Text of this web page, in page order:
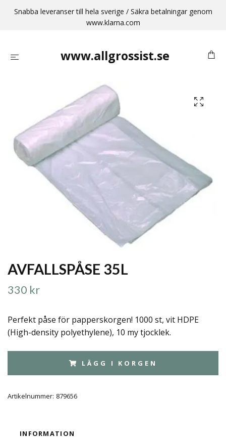
Snabba leveranser till hela sverige / Säkra betalningar genom
www.klarna.com
www.allgrossist.se
AVFALLSPÅSE 35L
330 kr
Perfekt påse för papperskorgen! 1000 st, vit HDPE
(High-density polyethylene), 10 my tjocklek.
LÄGG I KORGEN
Artikelnummer: 879656
INFORMATION